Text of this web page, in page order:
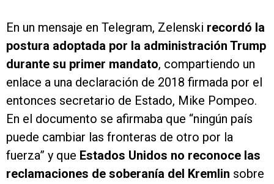
En un mensaje en Telegram, Zelenski recordó la
postura adoptada por la administración Trump
durante su primer mandato, compartiendo un
enlace a una declaración de 2018 firmada por el
entonces secretario de Estado, Mike Pompeo.
En el documento se afirmaba que “ningún país
puede cambiar las fronteras de otro por la
fuerza” y que Estados Unidos no reconoce las
reclamaciones de soberanía del Kremlin sobre